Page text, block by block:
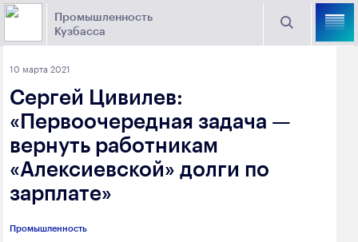
Промышленность
Кузбасса
Поиск
Торговая площадка Кузбасса
Выберите отрасль
Угольная промышленность
Горно-металлургическая промышленность
Химическая промышленность
Предприятия
Новости
промышленности
10 марта 2021
Сергей Цивилев:
«Первоочередная задача —
вернуть работникам
«Алексиевской» долги по
зарплате»
Промышленность